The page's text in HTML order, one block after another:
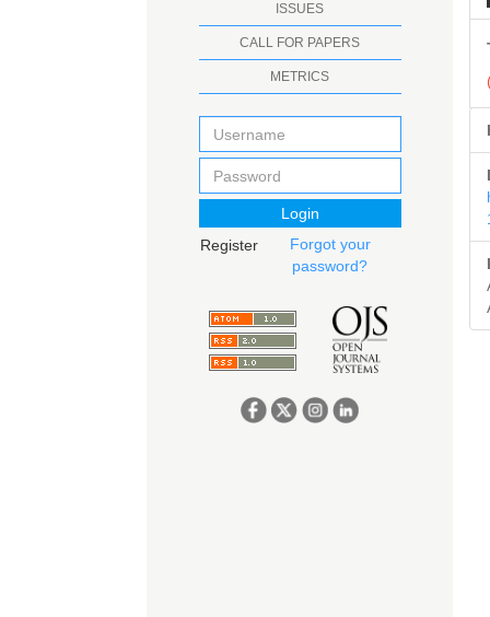
ISSUES
CALL FOR PAPERS
METRICS
Login
Register
Forgot your
password?